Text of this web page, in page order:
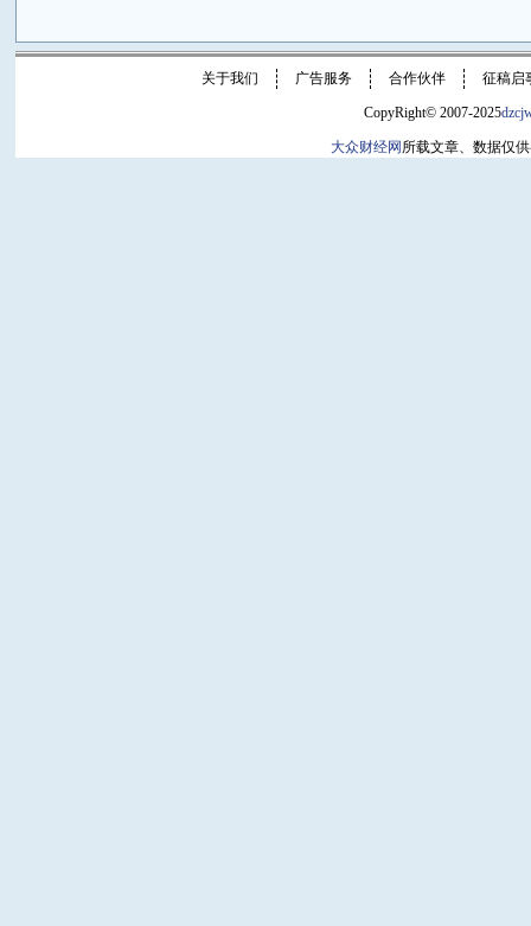
关于我们 广告服务 合作伙伴 征稿启
CopyRight© 2007-2025
大众财经网 所载文章、数据仅